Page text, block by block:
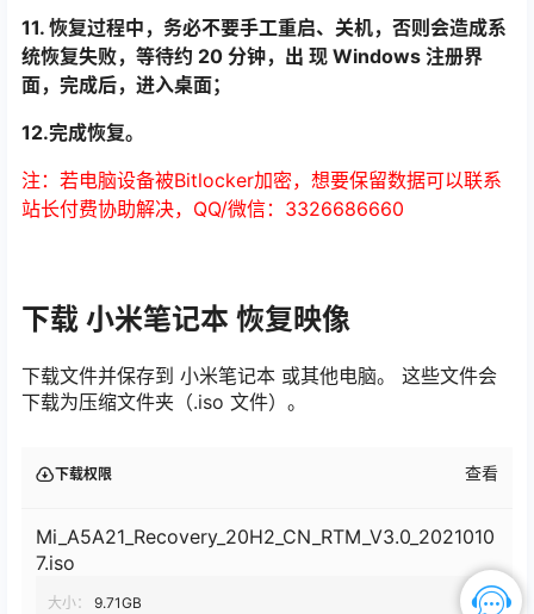
11. 恢复过程中，务必不要手工重启、关机，否则会造成系
统恢复失败，等待约 20 分钟，出 现 Windows 注册界
面，完成后，进入桌面；
12.完成恢复。
注：若电脑设备被Bitlocker加密，想要保留数据可以联系
站长付费协助解决，QQ/微信：3326686660
下载 小米笔记本 恢复映像
下载文件并保存到 小米笔记本 或其他电脑。 这些文件会
下载为压缩文件夹（.iso 文件）。
下载权限 查看
Mi_A5A21_Recovery_20H2_CN_RTM_V3.0_2021010
7.iso
大小：
9.71GB